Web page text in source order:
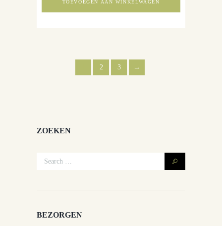
TOEVOEGEN AAN WINKELWAGEN
2 3 →
ZOEKEN
BEZORGEN